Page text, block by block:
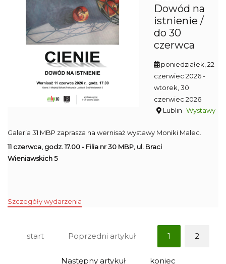
Dowód na
istnienie /
do 30
czerwca
poniedziałek, 22
czerwiec 2026-
wtorek, 30
czerwiec 2026
Lublin Wystawy
Galeria 31 MBP zaprasza na wernisaż wystawy Moniki Malec.
11 czerwca, godz. 17.00 - Filia nr 30 MBP, ul. Braci
Wieniawskich 5
Szczegóły wydarzenia
start Poprzedni artykuł 1 2
Następny artykuł koniec